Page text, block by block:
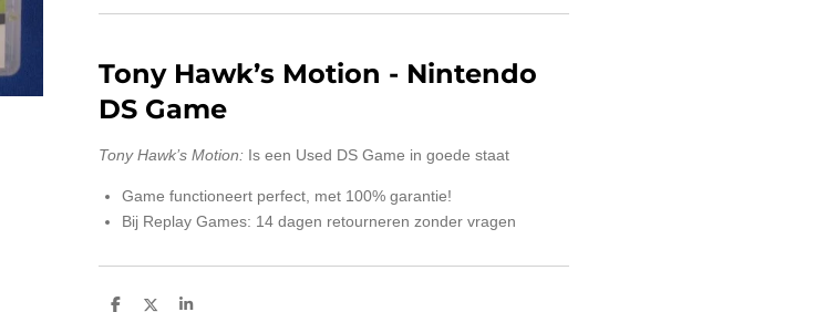
Tony Hawk’s Motion - Nintendo
DS Game
Tony Hawk’s Motion: Is een Used DS Game in goede staat
Game functioneert perfect, met 100% garantie!
Bij Replay Games: 14 dagen retourneren zonder vragen